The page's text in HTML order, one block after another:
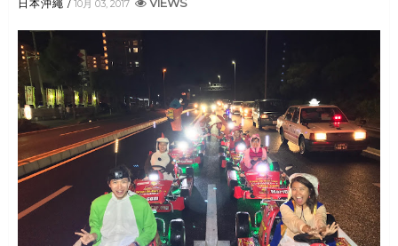
日本沖繩 10月 03, 2017